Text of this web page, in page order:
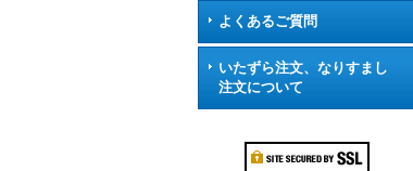
よくあるご質問
いたずら注文、なりすまし
注文について